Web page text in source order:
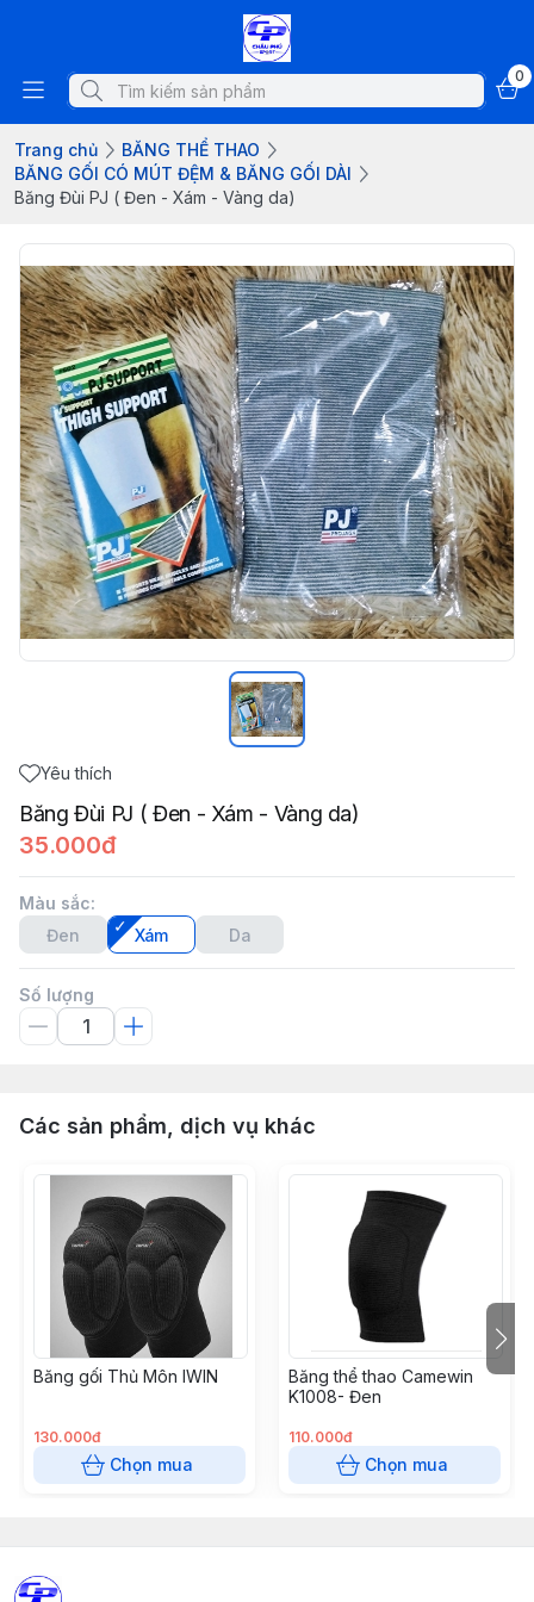
0
Trang chủ
BĂNG THỂ THAO
BĂNG GỐI CÓ MÚT ĐỆM & BĂNG GỐI DÀI
Băng Đùi PJ ( Đen - Xám - Vàng da)
Yêu thích
Băng Đùi PJ ( Đen - Xám - Vàng da)
35.000đ
Màu sắc:
Đen
Xám Da
Số lượng
Các sản phẩm, dịch vụ khác
Băng gối Thủ Môn IWIN
130.000đ
Chọn mua
Băng thể thao Camewin
K1008- Đen
110.000đ
Chọn mua